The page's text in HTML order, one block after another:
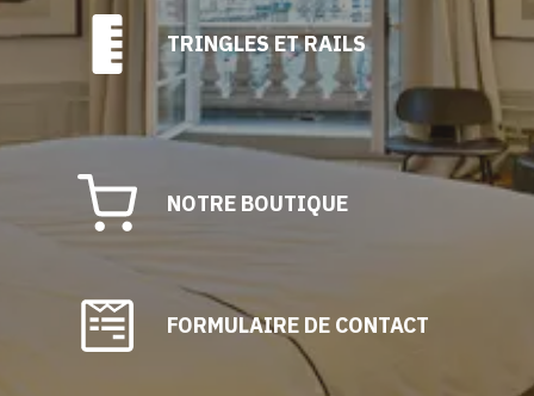
TRINGLES ET RAILS
NOTRE BOUTIQUE
FORMULAIRE DE CONTACT